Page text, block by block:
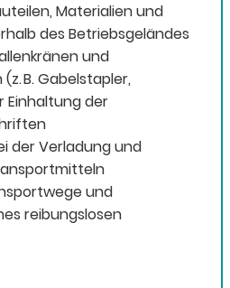
Materialien und
des Betriebsgeländes
und
B. Gabelstapler,
Einhaltung der
der Verladung und
und
reibungslosen